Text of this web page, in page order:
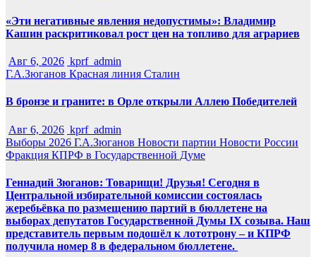
«Эти негативные явления недопустимы»: Владимир
Кашин раскритиковал рост цен на топливо для аграриев
Авг 6, 2026 kprf_admin
Г.А.Зюганов Красная линия Сталин
В бронзе и граните: в Орле открыли Аллею Победителей
Авг 6, 2026 kprf_admin
Выборы 2026 Г.А.Зюганов Новости партии Новости России
Фракция КПРФ в Государственной Думе
Геннадий Зюганов: Товарищи! Друзья! Сегодня в
Центральной избирательной комиссии состоялась
жеребьёвка по размещению партий в бюллетене на
выборах депутатов Государственной Думы IX созыва. Наш
представитель первым подошёл к лототрону – и КПРФ
получила номер 8 в федеральном бюллетене.